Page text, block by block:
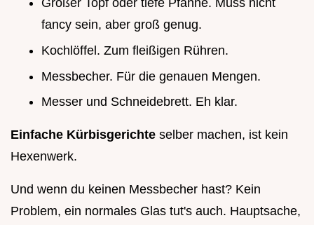
Großer Topf oder tiefe Pfanne. Muss nicht
fancy sein, aber groß genug.
Kochlöffel. Zum fleißigen Rühren.
Messbecher. Für die genauen Mengen.
Messer und Schneidebrett. Eh klar.
Einfache Kürbisgerichte selber machen, ist kein
Hexenwerk.
Und wenn du keinen Messbecher hast? Kein
Problem, ein normales Glas tut's auch. Hauptsache,